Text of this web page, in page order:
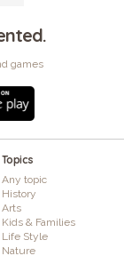
games
Topics
Any topic
History
Arts
Kids & Families
Life Style
Nature